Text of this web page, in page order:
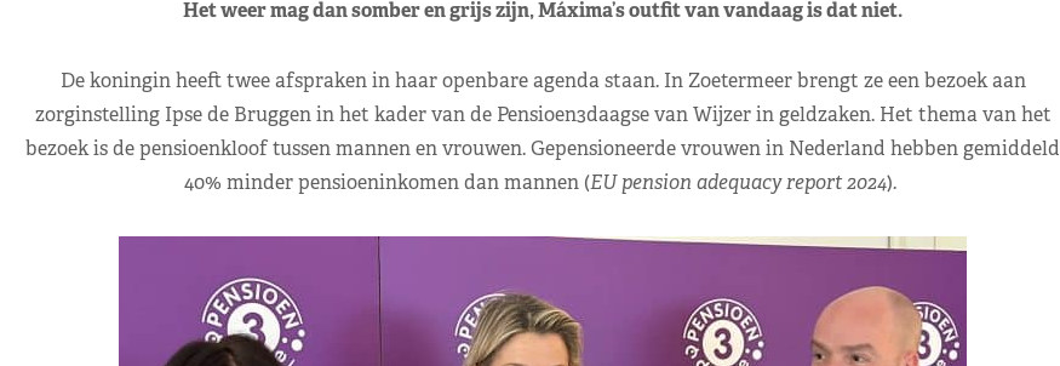
Het weer mag dan somber en grijs zijn, Máxima’s outfit van vandaag is dat niet.
De koningin heeft twee afspraken in haar openbare agenda staan. In Zoetermeer brengt ze een bezoek aan
zorginstelling Ipse de Bruggen in het kader van de Pensioen3daagse van Wijzer in geldzaken. Het thema van het
bezoek is de pensioenkloof tussen mannen en vrouwen. Gepensioneerde vrouwen in Nederland hebben gemiddeld
40% minder pensioeninkomen dan mannen (EU pension adequacy report 2024).